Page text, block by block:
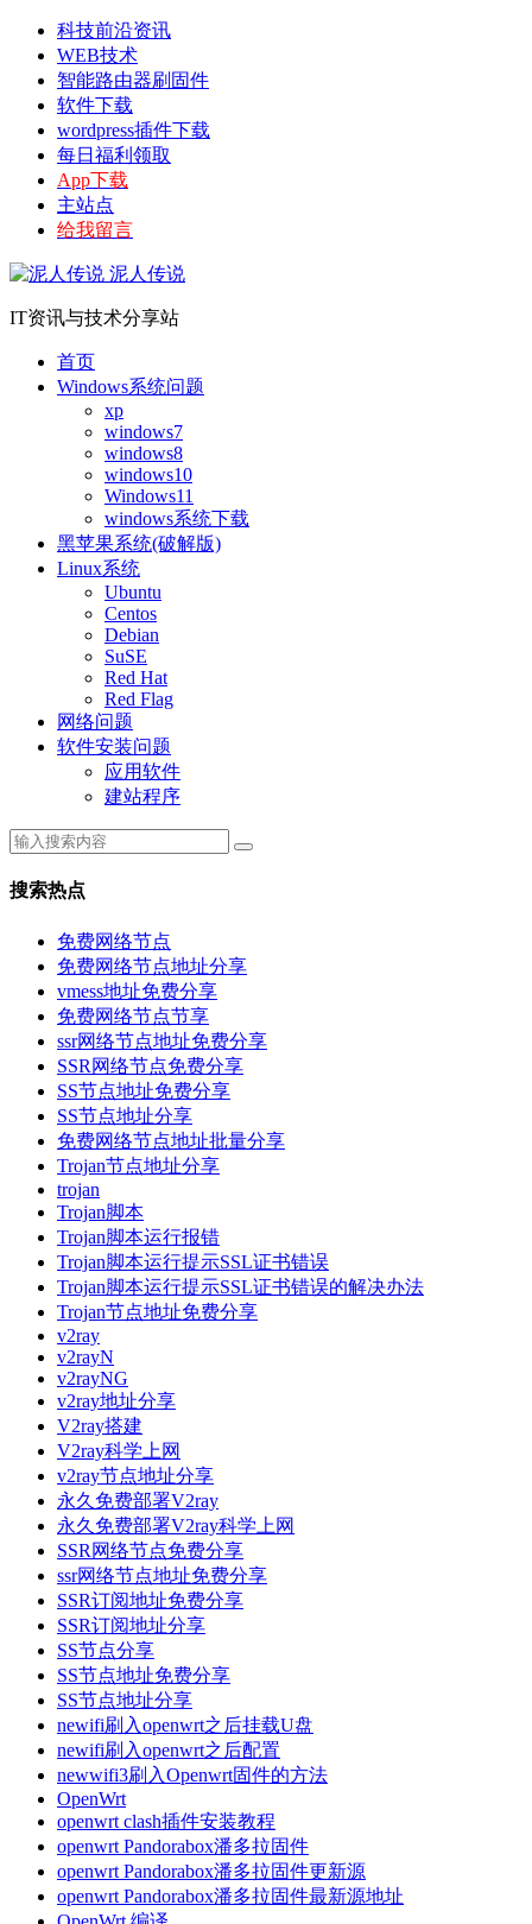
科技前沿资讯
WEB技术
智能路由器刷固件
软件下载
wordpress插件下载
每日福利领取
App下载
主站点
给我留言
泥人传说
IT资讯与技术分享站
首页
Windows系统问题
xp
windows7
windows8
windows10
Windows11
windows系统下载
黑苹果系统(破解版)
Linux系统
Ubuntu
Centos
Debian
SuSE
Red Hat
Red Flag
网络问题
软件安装问题
应用软件
建站程序
搜索热点
免费网络节点
免费网络节点地址分享
vmess地址免费分享
免费网络节点节享
ssr网络节点地址免费分享
SSR网络节点免费分享
SS节点地址免费分享
SS节点地址分享
免费网络节点地址批量分享
Trojan节点地址分享
trojan
Trojan脚本
Trojan脚本运行报错
Trojan脚本运行提示SSL证书错误
Trojan脚本运行提示SSL证书错误的解决办法
Trojan节点地址免费分享
v2ray
v2rayN
v2rayNG
v2ray地址分享
V2ray搭建
V2ray科学上网
v2ray节点地址分享
永久免费部署V2ray
永久免费部署V2ray科学上网
SSR网络节点免费分享
ssr网络节点地址免费分享
SSR订阅地址免费分享
SSR订阅地址分享
SS节点分享
SS节点地址免费分享
SS节点地址分享
newifi刷入openwrt之后挂载U盘
newifi刷入openwrt之后配置
newwifi3刷入Openwrt固件的方法
OpenWrt
openwrt clash插件安装教程
openwrt Pandorabox潘多拉固件
openwrt Pandorabox潘多拉固件更新源
openwrt Pandorabox潘多拉固件最新源地址